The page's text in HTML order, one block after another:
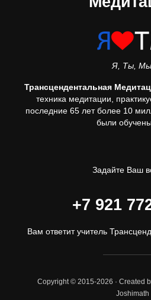
Я, Ты,
Трансцендентальная
техника медитации,
последние 65 лет более 10
были
Задайте Ваш
+7 921
Вам ответит учитель
Copyright © 2015-2026 · Created
Joshimath